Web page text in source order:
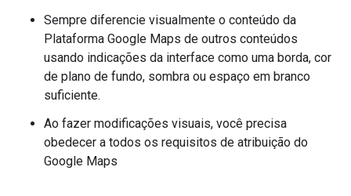
Sempre diferencie visualmente o conteúdo da
Plataforma Google Maps de outros conteúdos
usando indicações da interface como uma borda, cor
de plano de fundo, sombra ou espaço em branco
suficiente.
Ao fazer modificações visuais, você precisa
obedecer a todos os requisitos de atribuição do
Google Maps